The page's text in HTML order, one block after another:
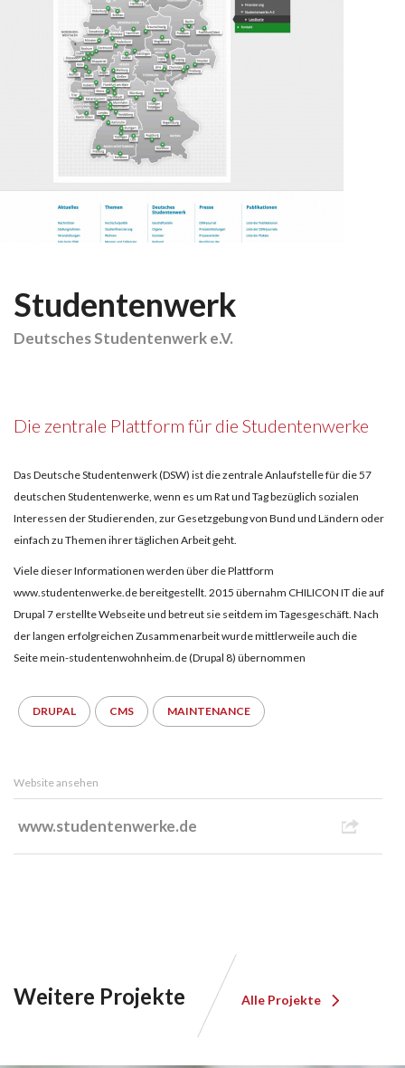
Studentenwerk
Deutsches Studentenwerk e.V.
Die zentrale Plattform für die Studentenwerke
Das Deutsche Studentenwerk (DSW) ist die zentrale Anlaufstelle für die 57
deutschen Studentenwerke, wenn es um Rat und Tag bezüglich sozialen
Interessen der Studierenden, zur Gesetzgebung von Bund und Ländern oder
einfach zu Themen ihrer täglichen Arbeit geht.
Viele dieser Informationen werden über die Plattform
www.studentenwerke.de bereitgestellt. 2015 übernahm CHILICON IT die auf
Drupal 7 erstellte Webseite und betreut sie seitdem im Tagesgeschäft. Nach
der langen erfolgreichen Zusammenarbeit wurde mittlerweile auch die
Seite mein-studentenwohnheim.de (Drupal 8) übernommen
DRUPAL CMS MAINTENANCE
Website ansehen
www.studentenwerke.de
Weitere Projekte Alle Projekte